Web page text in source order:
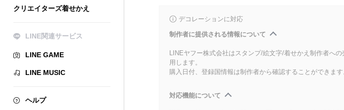
クリエイターズ着せかえ
LINE関連サービス
LINE GAME
LINE MUSIC
ヘルプ
デコレーションに対応
制作者に提供される情報について
LINEヤフー株式会社はスタンプ/絵文字/着せかえ制作者へ
用します。
購入日付、登録国情報は制作者から確認することができま
対応機能について